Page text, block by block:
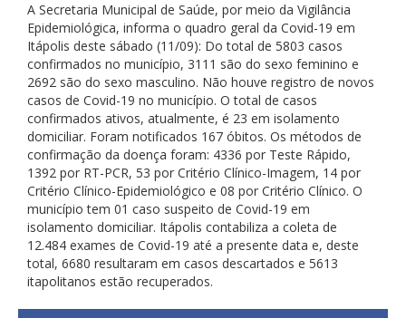
A Secretaria Municipal de Saúde, por meio da Vigilância
Epidemiológica, informa o quadro geral da Covid-19 em
Itápolis deste sábado (11/09): Do total de 5803 casos
confirmados no município, 3111 são do sexo feminino e
2692 são do sexo masculino. Não houve registro de novos
casos de Covid-19 no município. O total de casos
confirmados ativos, atualmente, é 23 em isolamento
domiciliar. Foram notificados 167 óbitos. Os métodos de
confirmação da doença foram: 4336 por Teste Rápido,
1392 por RT-PCR, 53 por Critério Clínico-Imagem, 14 por
Critério Clínico-Epidemiológico e 08 por Critério Clínico. O
município tem 01 caso suspeito de Covid-19 em
isolamento domiciliar. Itápolis contabiliza a coleta de
12.484 exames de Covid-19 até a presente data e, deste
total, 6680 resultaram em casos descartados e 5613
itapolitanos estão recuperados.